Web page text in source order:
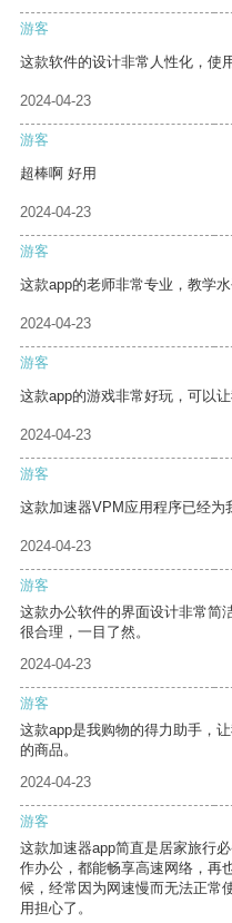
游客
这款软件的设计非常人性化，使
2024-04-23
游客
超棒啊 好用
2024-04-23
游客
这款app的老师非常专业，教学
2024-04-23
游客
这款app的游戏非常好玩，可以让
2024-04-23
游客
这款加速器VPM应用程序已经为
2024-04-23
游客
这款办公软件的界面设计非常简
很合理，一目了然。
2024-04-23
游客
这款app是我购物的得力助手，
的商品。
2024-04-23
游客
这款加速器app简直是居家旅行
作办公，都能畅享高速网络，再
候，经常因为网速慢而无法正常
用担心了。